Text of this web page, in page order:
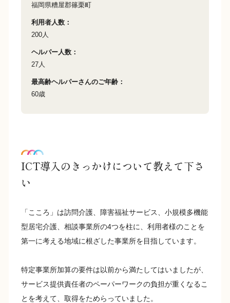
福岡県糟屋郡篠栗町
利用者人数
200人
ヘルパー人数
27人
最高齢ヘルパーさんのご年齢
60歳
ICT導入のきっかけについて教えて下さ
い
「こころ」は訪問介護、障害福祉サービス、小規模多機能
型居宅介護、相談事業所の4つを柱に、利用者様のことを
第一に考える地域に根ざした事業所を目指しています。
特定事業所加算の要件は以前から満たしてはいましたが、
サービス提供責任者のペーパーワークの負担が重くなるこ
とを考えて、取得をためらっていました。